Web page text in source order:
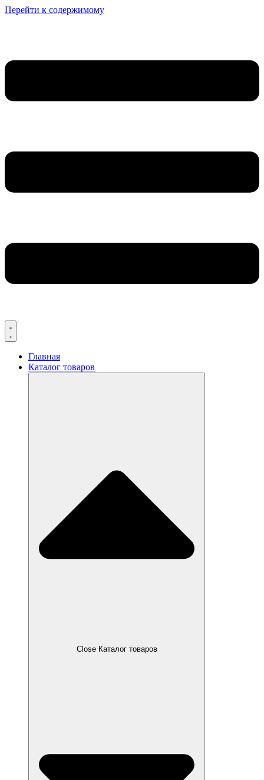
Перейти к содержимому
Главная
Каталог товаров
Close Каталог товаров